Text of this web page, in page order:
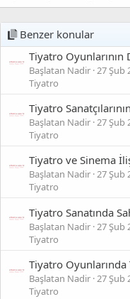
Benzer konular
Tiyatro
Başlatan Nadir 27 Şub
Tiyatro
Tiyatro
Başlatan Nadir 27 Şub
Tiyatro
Tiyatro ve Sinema
Başlatan Nadir 27 Şub
Tiyatro
Tiyatro Sanatında
Başlatan Nadir 27 Şub
Tiyatro
Tiyatro
Başlatan Nadir 27 Şub
Tiyatro